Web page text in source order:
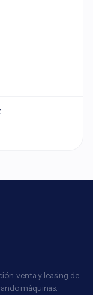
venta y leasing de
máquinas.